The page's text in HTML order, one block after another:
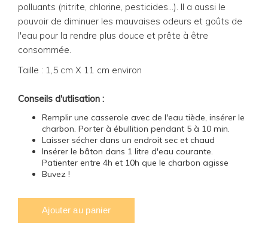
polluants (nitrite, chlorine, pesticides...). Il a aussi le
pouvoir de diminuer les mauvaises odeurs et goûts de
l'eau pour la rendre plus douce et prête à être
consommée.
Taille : 1,5 cm X 11 cm environ
Conseils d'utlisation :
Remplir une casserole avec de l'eau tiède, insérer le
charbon. Porter à ébullition pendant 5 à 10 min.
Laisser sécher dans un endroit sec et chaud
Insérer le bâton dans 1 litre d'eau courante.
Patienter entre 4h et 10h que le charbon agisse
Buvez !